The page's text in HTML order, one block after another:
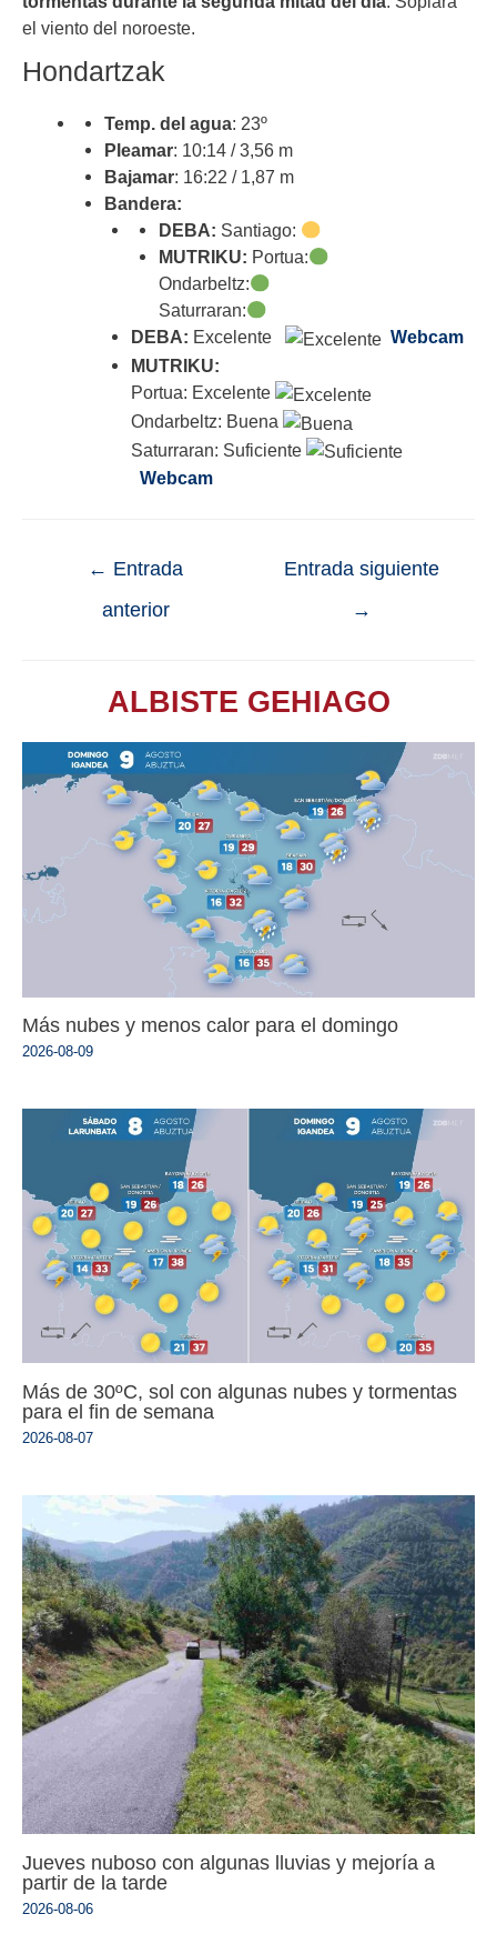
el viento del noroeste.
Hondartzak
Temp. del agua: 23º
Pleamar: 10:14 / 3,56 m
Bajamar: 16:22 / 1,87 m
Bandera:
DEBA: Santiago:
MUTRIKU: Portua:
Ondarbeltz:
Saturraran:
DEBA: Excelente
Webcam
MUTRIKU:
Portua: Excelente
Ondarbeltz: Buena
Saturraran: Suficiente
Webcam
← Entrada
anterior
Entrada siguiente
→
ALBISTE GEHIAGO
Más nubes y menos calor para el domingo
2026-08-09
Más de 30ºC, sol con algunas nubes y tormentas
para el fin de semana
2026-08-07
Jueves nuboso con algunas lluvias y mejoría a
partir de la tarde
2026-08-06